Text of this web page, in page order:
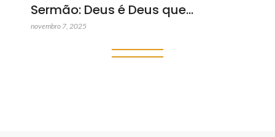
Sermão: Deus é Deus que…
novembro 7, 2025